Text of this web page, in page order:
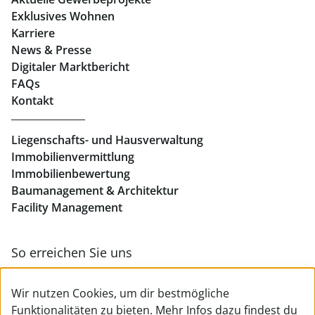
Immobilien in Linz
Eigentumswohnungen Linz
Büros mieten Linz
Geschäftslokale mieten Linz
Exklusives Wohnen
Karriere
News & Presse
Digitaler Marktbericht
FAQs
Kontakt
Liegenschafts- und Hausverwaltung
Immobilienvermittlung
Immobilienbewertung
Baumanagement & Architektur
Facility Management
So erreichen Sie uns
Wir nutzen Cookies, um dir bestmögliche
Funktionalitäten zu bieten. Mehr Infos dazu findest du